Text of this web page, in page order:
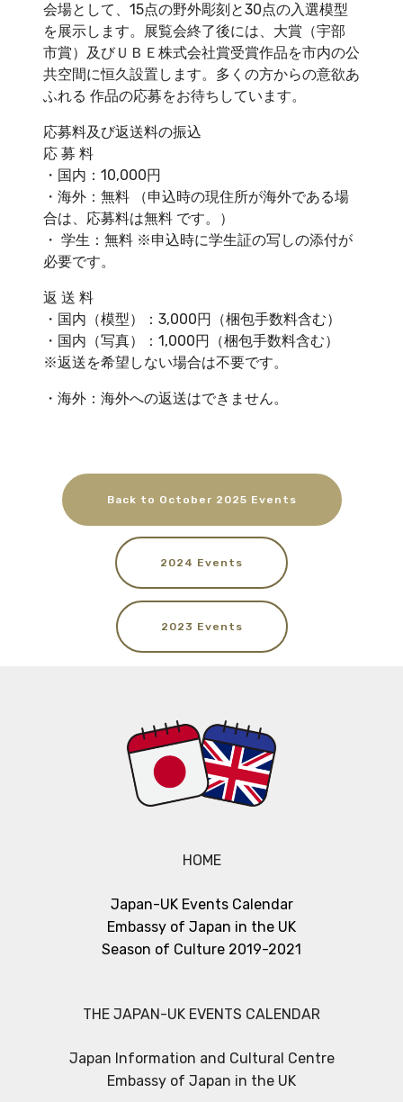
会場として、15点の野外彫刻と30点の入選模型
を展示します。展覧会終了後には、大賞（宇部
市賞）及びＵＢＥ株式会社賞受賞作品を市内の公
共空間に恒久設置します。多くの方からの意欲あ
ふれる 作品の応募をお待ちしています。
応募料及び返送料の振込
応 募 料
・国内：10,000円
・海外：無料 （申込時の現住所が海外である場
合は、応募料は無料 です。）
・ 学生：無料 ※申込時に学生証の写しの添付が
必要です。
返 送 料
・国内（模型）：3,000円（梱包手数料含む）
・国内（写真）：1,000円（梱包手数料含む）
※返送を希望しない場合は不要です。
・海外：海外への返送はできません。
Back to October 2025 Events
2024 Events
2023 Events
HOME
Japan-UK Events Calendar
Embassy of Japan in the UK
Season of Culture 2019-2021
THE JAPAN-UK EVENTS CALENDAR
Japan Information and Cultural Centre
Embassy of Japan in the UK